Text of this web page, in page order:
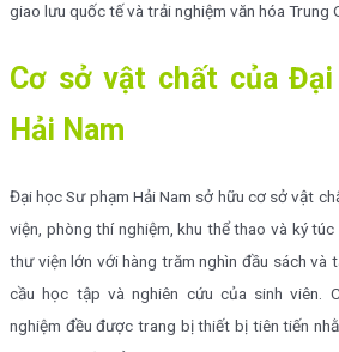
giao lưu quốc tế và trải nghiệm văn hóa Trung
Cơ sở vật chất của Đại
Hải Nam
Đại học Sư phạm Hải Nam sở hữu cơ sở vật
viện, phòng thí nghiệm, khu thể thao và ký
thư viện lớn với hàng trăm nghìn đầu sách và
cầu học tập và nghiên cứu của sinh viên.
nghiệm đều được trang bị thiết bị tiên tiến